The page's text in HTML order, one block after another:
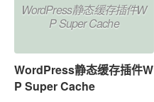
WordPress静态缓存插件W
P Super Cache
WordPress静态缓存插件W
P Super Cache